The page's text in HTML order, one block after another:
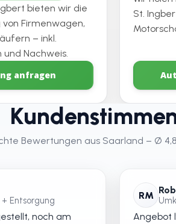
bieten wir die
von Firmenwagen,
– inkl.
Nachweis.
anfragen
St.
Bewertungen aus Saarland – Ø
Entsorgung
noch am
RM
Angebot